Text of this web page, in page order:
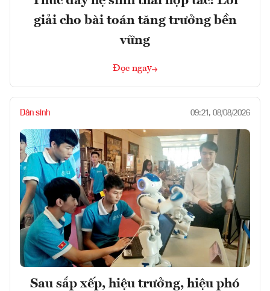
giải cho bài toán tăng trưởng bền
vững
Đọc ngay
Dân sinh 09:21, 08/08/2026
Sau sắp xếp, hiệu trưởng, hiệu phó